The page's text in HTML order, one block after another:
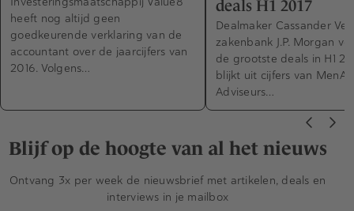
heeft nog altijd geen
goedkeurende verklaring van de
accountant over de jaarcijfers van
2016. Volgens…
deals H1 2017
Dealmaker Cassander
zakenbank J.P. Morgan
de grootste deals in H1
blijkt uit cijfers van
Adviseurs…
Blijf op de hoogte van al het nieuws
Ontvang 3x per week de nieuwsbrief met artikelen, deals en
interviews in je mailbox